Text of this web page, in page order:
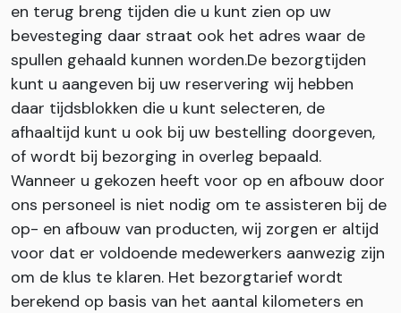
en terug breng tijden die u kunt zien op uw
bevesteging daar straat ook het adres waar de
spullen gehaald kunnen worden.De bezorgtijden
kunt u aangeven bij uw reservering wij hebben
daar tijdsblokken die u kunt selecteren, de
afhaaltijd kunt u ook bij uw bestelling doorgeven,
of wordt bij bezorging in overleg bepaald.
Wanneer u gekozen heeft voor op en afbouw door
ons personeel is niet nodig om te assisteren bij de
op- en afbouw van producten, wij zorgen er altijd
voor dat er voldoende medewerkers aanwezig zijn
om de klus te klaren. Het bezorgtarief wordt
berekend op basis van het aantal kilometers en